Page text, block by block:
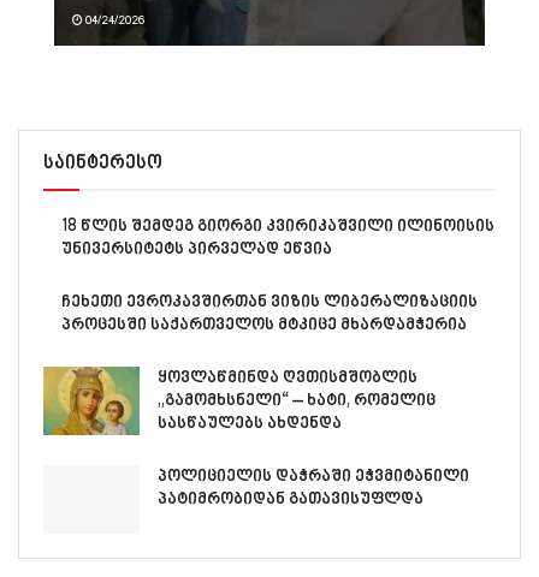
04/24/2026
საინტერესო
18 წლის შემდეგ გიორგი კვირიკაშვილი ილინოისის
უნივერსიტეტს პირველად ეწვია
ჩეხეთი ევროკავშირთან ვიზის ლიბერალიზაციის
პროცესში საქართველოს მტკიცე მხარდამჭერია
ყოვლაწმინდა ღვთისმშობლის
„გამომხსნელი“ – ხატი, რომელიც
სასწაულებს ახდენდა
პოლიციელის დაჭრაში ეჭვმიტანილი
პატიმრობიდან გათავისუფლდა